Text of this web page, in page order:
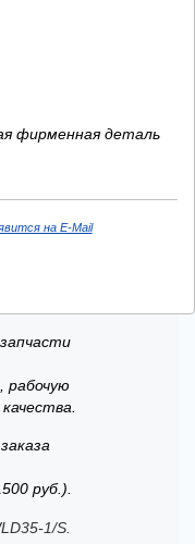
фирменная деталь
на E-Mail
рабочую
руб.).
1/S.